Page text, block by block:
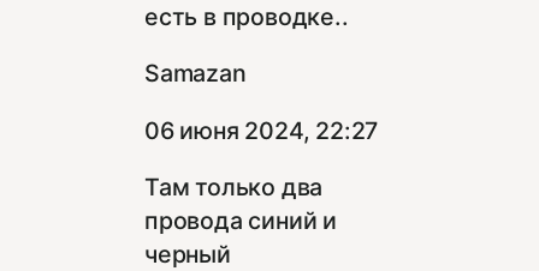
есть в проводке..
Samazan
06 июня 2024, 22:27
Там только два
провода синий и
черный